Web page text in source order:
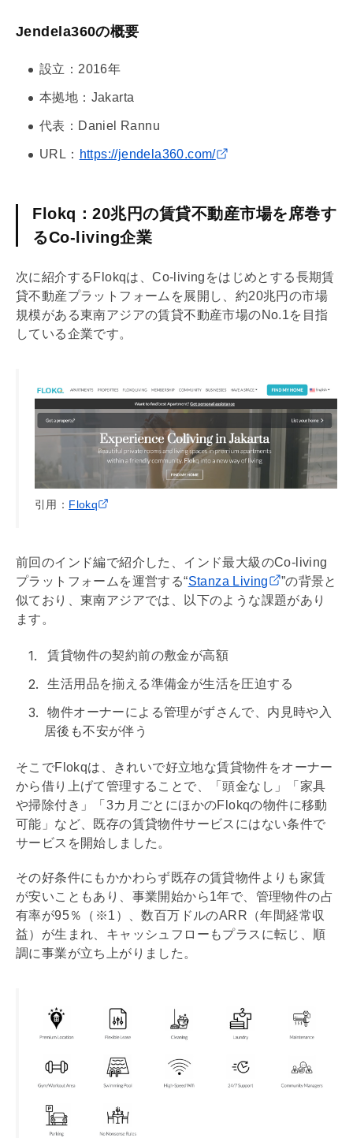
Jendela360の概要
設立：2016年
本拠地：Jakarta
代表：Daniel Rannu
URL： https://jendela360.com/
Flokq：20兆円の賃貸不動産市場を席巻す
るCo-living企業
次に紹介するFlokqは、Co-livingをはじめとする長期賃
貸不動産プラットフォームを展開し、約20兆円の市場
規模がある東南アジアの賃貸不動産市場のNo.1を目指
している企業です。
引用： Flokq
前回のインド編で紹介した、インド最大級のCo-living
プラットフォームを運営する“Stanza Living
”の背景と
似ており、東南アジアでは、以下のような課題があり
ます。
賃貸物件の契約前の敷金が高額
生活用品を揃える準備金が生活を圧迫する
物件オーナーによる管理がずさんで、 内見時や入
居後も不安が伴う
そこでFlokqは、きれいで好立地な賃貸物件をオーナー
から借り上げて管理することで、「頭金なし」「家具
や掃除付き」「3カ月ごとにほかのFlokqの物件に移動
可能」など、既存の賃貸物件サービスにはない条件で
サービスを開始しました。
その好条件にもかかわらず既存の賃貸物件よりも家賃
が安いこともあり、事業開始から1年で、管理物件の占
有率が95％（※1）、数百万ドルのARR（年間経常収
益）が生まれ、キャッシュフローもプラスに転じ、順
調に事業が立ち上がりました。